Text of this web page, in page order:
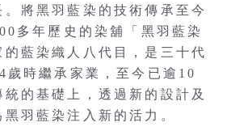
將黑羽藍染的技術傳承至今
多年歷史的染舖「黑羽藍染
藍染織人八代目，是三十代
歲時繼承家業，至今已逾10
的基礎上，透過新的設計及
羽藍染注入新的活力。